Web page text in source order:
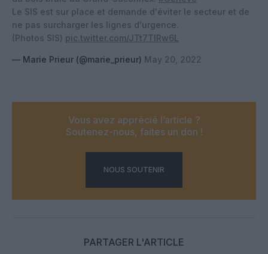
Le SIS est sur place et demande d'éviter le secteur et de
ne pas surcharger les lignes d'urgence.
(Photos SIS) pic.twitter.com/JTt7TIRw6L
— Marie Prieur (@marie_prieur) May 20, 2022
Vous avez apprécié l’article ?
Soutenez-nous, faites un don !
NOUS SOUTENIR
PARTAGER L'ARTICLE